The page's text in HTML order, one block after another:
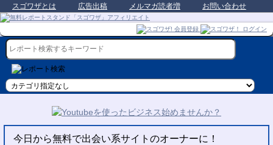
スゴワザとは 広告出稿 メルマガ読者増 お問い合わせ
今日から無料で出会い系サイトのオーナーに！